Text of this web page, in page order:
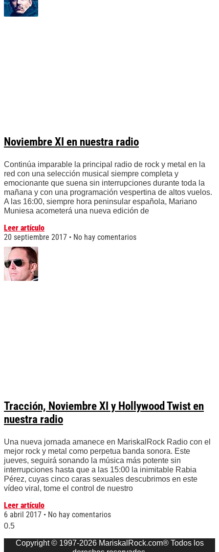
Noviembre XI en nuestra radio
Continúa imparable la principal radio de rock y metal en la
red con una selección musical siempre completa y
emocionante que suena sin interrupciones durante toda la
mañana y con una programación vespertina de altos vuelos.
A las 16:00, siempre hora peninsular española, Mariano
Muniesa acometerá una nueva edición de
Leer artículo
20 septiembre 2017
No hay comentarios
Tracción, Noviembre XI y Hollywood Twist en
nuestra radio
Una nueva jornada amanece en MariskalRock Radio con el
mejor rock y metal como perpetua banda sonora. Este
jueves, seguirá sonando la música más potente sin
interrupciones hasta que a las 15:00 la inimitable Rabia
Pérez, cuyas cinco caras sexuales descubrimos en este
vídeo viral, tome el control de nuestro
Leer artículo
6 abril 2017
No hay comentarios
Copyright © 1997-2026 MariskalRock.com® Todos los